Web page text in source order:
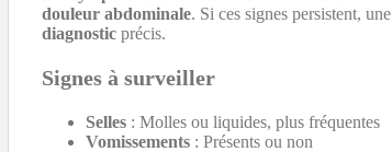
douleur abdominale. Si ces signes persistent,
diagnostic précis.
Signes à surveiller
Selles : Molles ou liquides, plus fréquentes
Vomissements : Présents ou non